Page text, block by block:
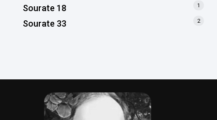
Sourate 18 1
Sourate 33 2